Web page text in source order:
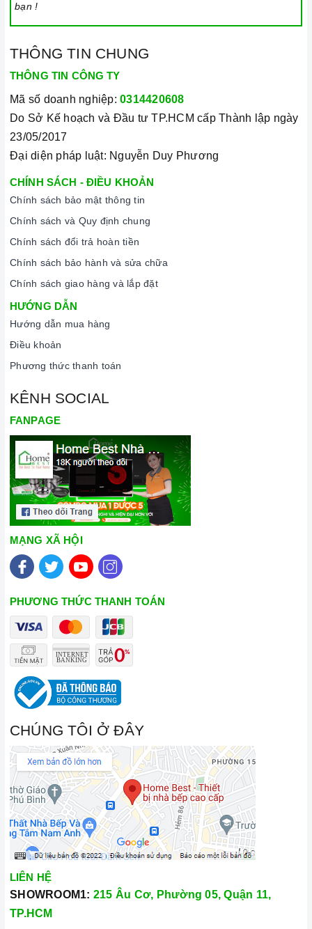
bạn !
THÔNG TIN CHUNG
THÔNG TIN CÔNG TY
Mã số doanh nghiệp: 0314420608
Do Sở Kế hoạch và Đầu tư TP.HCM cấp Thành lập ngày
23/05/2017
Đại diện pháp luật: Nguyễn Duy Phương
CHÍNH SÁCH - ĐIỀU KHOẢN
Chính sách bảo mật thông tin
Chính sách và Quy định chung
Chính sách đổi trả hoàn tiền
Chính sách bảo hành và sửa chữa
Chính sách giao hàng và lắp đặt
HƯỚNG DẪN
Hướng dẫn mua hàng
Điều khoản
Phương thức thanh toán
KÊNH SOCIAL
FANPAGE
MẠNG XÃ HỘI
PHƯƠNG THỨC THANH TOÁN
CHÚNG TÔI Ở ĐÂY
LIÊN HỆ
SHOWROOM1: 215 Âu Cơ, Phường 05, Quận 11,
TP.HCM